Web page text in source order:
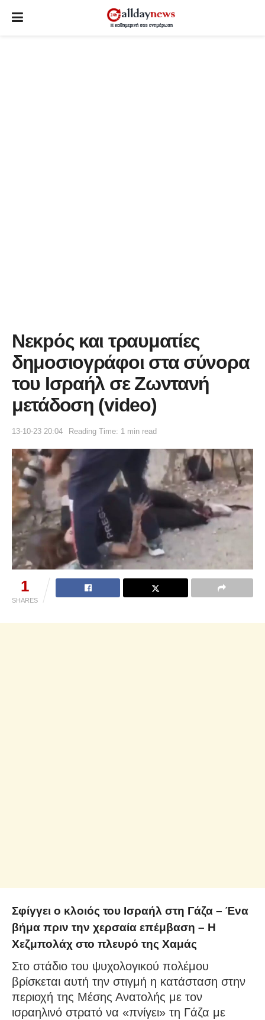
Νεκpός και τραυματίες
δημοσιογράφοι στα σύνορα
του Ισραήλ σε Ζωντανή
μετάδοση (video)
13-10-23 20:04 Reading Time: 1 min read
1
SHARES
Σφίγγει ο κλοιός του Ισραήλ στη Γάζα – Ένα
βήμα πριν την χερσαία επέμβαση – Η
Χεζμπολάχ στο πλευρό της Χαμάς
Στο στάδιο του ψυχολογικού πολέμου
βρίσκεται αυτή την στιγμή η κατάσταση στην
περιοχή της Μέσης Ανατολής με τον
ισραηλινό στρατό να «πνίγει» τη Γάζα με